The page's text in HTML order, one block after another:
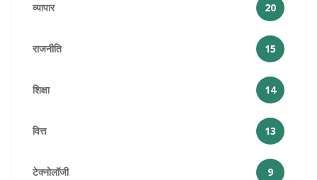
व्यापार 20
राजनीति 15
शिक्षा 14
वित्त 13
टेक्नोलॉजी 9